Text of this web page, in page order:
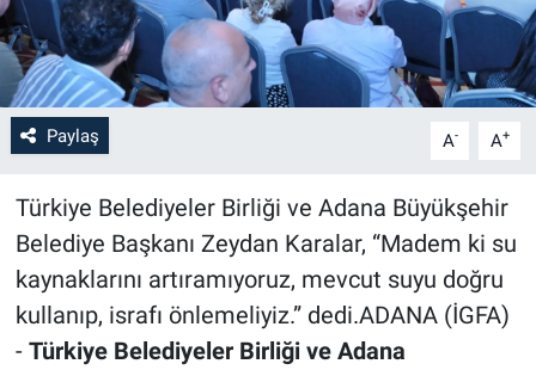
Paylaş A- A+
Türkiye Belediyeler Birliği ve Adana Büyükşehir
Belediye Başkanı Zeydan Karalar, “Madem ki su
kaynaklarını artıramıyoruz, mevcut suyu doğru
kullanıp, israfı önlemeliyiz.” dedi.ADANA (İGFA)
- Türkiye Belediyeler Birliği ve Adana